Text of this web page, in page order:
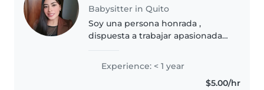
Babysitter in Quito
Soy una persona honrada ,
dispuesta a trabajar apasionada
un entorno seguro .
Experience: < 1 year
$5.00/hr